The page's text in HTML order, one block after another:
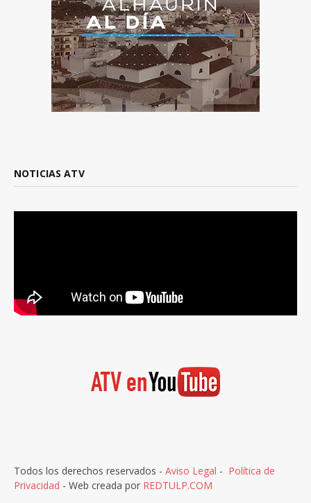
NOTICIAS ATV
Todos los derechos reservados - Aviso Legal - Política de
Privacidad - Web creada por REDTULP.COM